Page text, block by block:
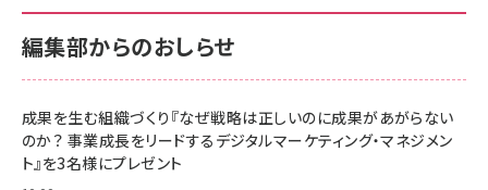
￥880
anan(アンアン)2026/06/24号 No.2500増
刊 スペシャルエディション[王道エンタメの矜
￥1,100
anan(アンアン)2026/07/08号
内サポート正規品 メーカー保証5年
KLMEA128G
NIMASO ガラスフィルム iPhone 17 用 保護
止 貼りやすい ガイド枠付き いPhone17 (6.3
インチ) 対応 2枚セット DSP25F1698
￥1,599
内サポート正規品 メーカー保証5年
KLMEA128G
Amazon eギフトカード - Amazonロゴ - ク
￥5,000
Anker PowerLine III Flow USB-C & USB-
編集部からのおしらせ
成果を生む組織づくり『なぜ戦略は正しいのに成果があがらない
のか？ 事業成長をリードするデジタルマーケティング・マネジメン
ト』を3名様にプレゼント